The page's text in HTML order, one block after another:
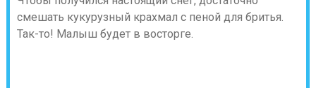
смешать кукурузный крахмал с пеной для бритья.
Так-то! Малыш будет в восторге.